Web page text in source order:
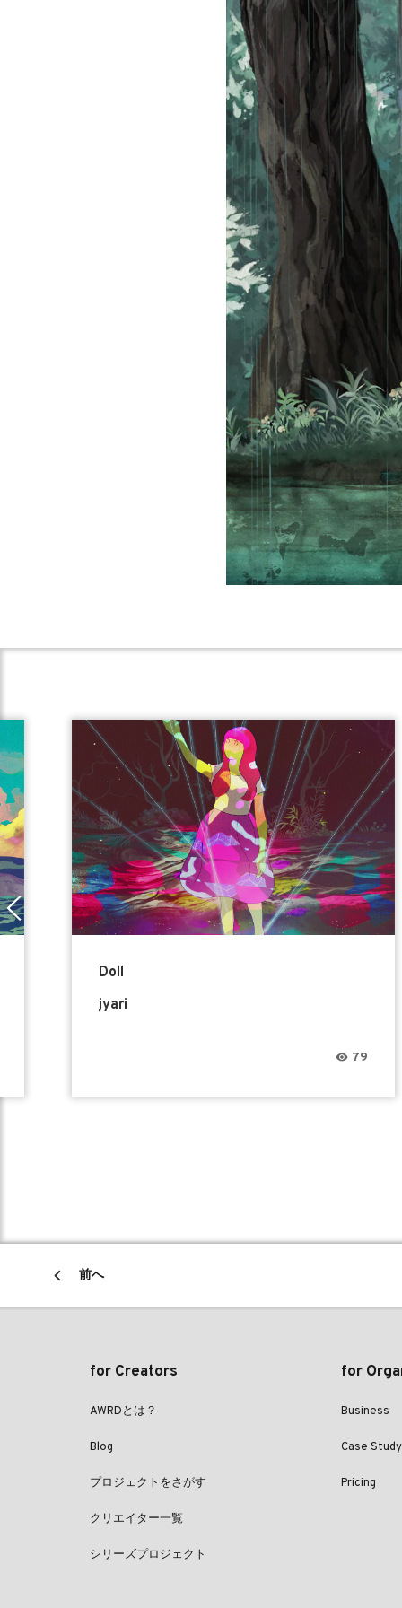
Doll
jyari
79
前へ
for Creators
AWRDとは？
Blog
プロジェクトをさがす
クリエイター一覧
シリーズプロジェクト
for
Business
Case Study
Pricing